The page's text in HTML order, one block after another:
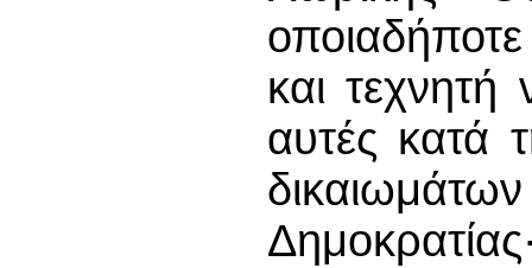
και τεχνητή
αυτές κατά